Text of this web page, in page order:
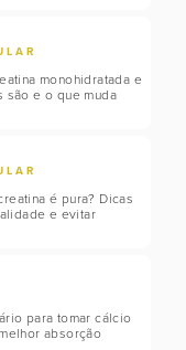
monohidratada e
são e o que muda
é pura? Dicas
e evitar
para tomar cálcio
absorção